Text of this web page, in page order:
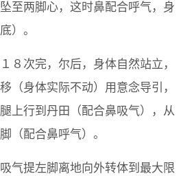
至两脚心，这时鼻配合呼气，身
）。
８次完，尔后，身体自然站立，
（身体实际不动）用意念导引，
上行到丹田（配合鼻吸气），从
（配合鼻呼气）。
气提左脚离地向外转体到最大限